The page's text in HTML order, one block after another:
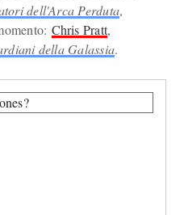
dell'Arca Perduta,
Chris Pratt,
della Galassia.